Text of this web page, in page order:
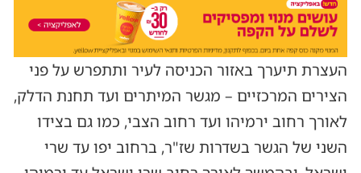
העצרת תיערך באזור הכניסה לעיר ותתפרש על פני
הצירים המרכזיים – מגשר המיתרים ועד תחנת הדלק,
לאורך רחוב ירמיהו ועד רחוב הצבי, כמו גם בצידו
השני של הגשר בשדרות שז"ר, ברחוב יפו עד שרי